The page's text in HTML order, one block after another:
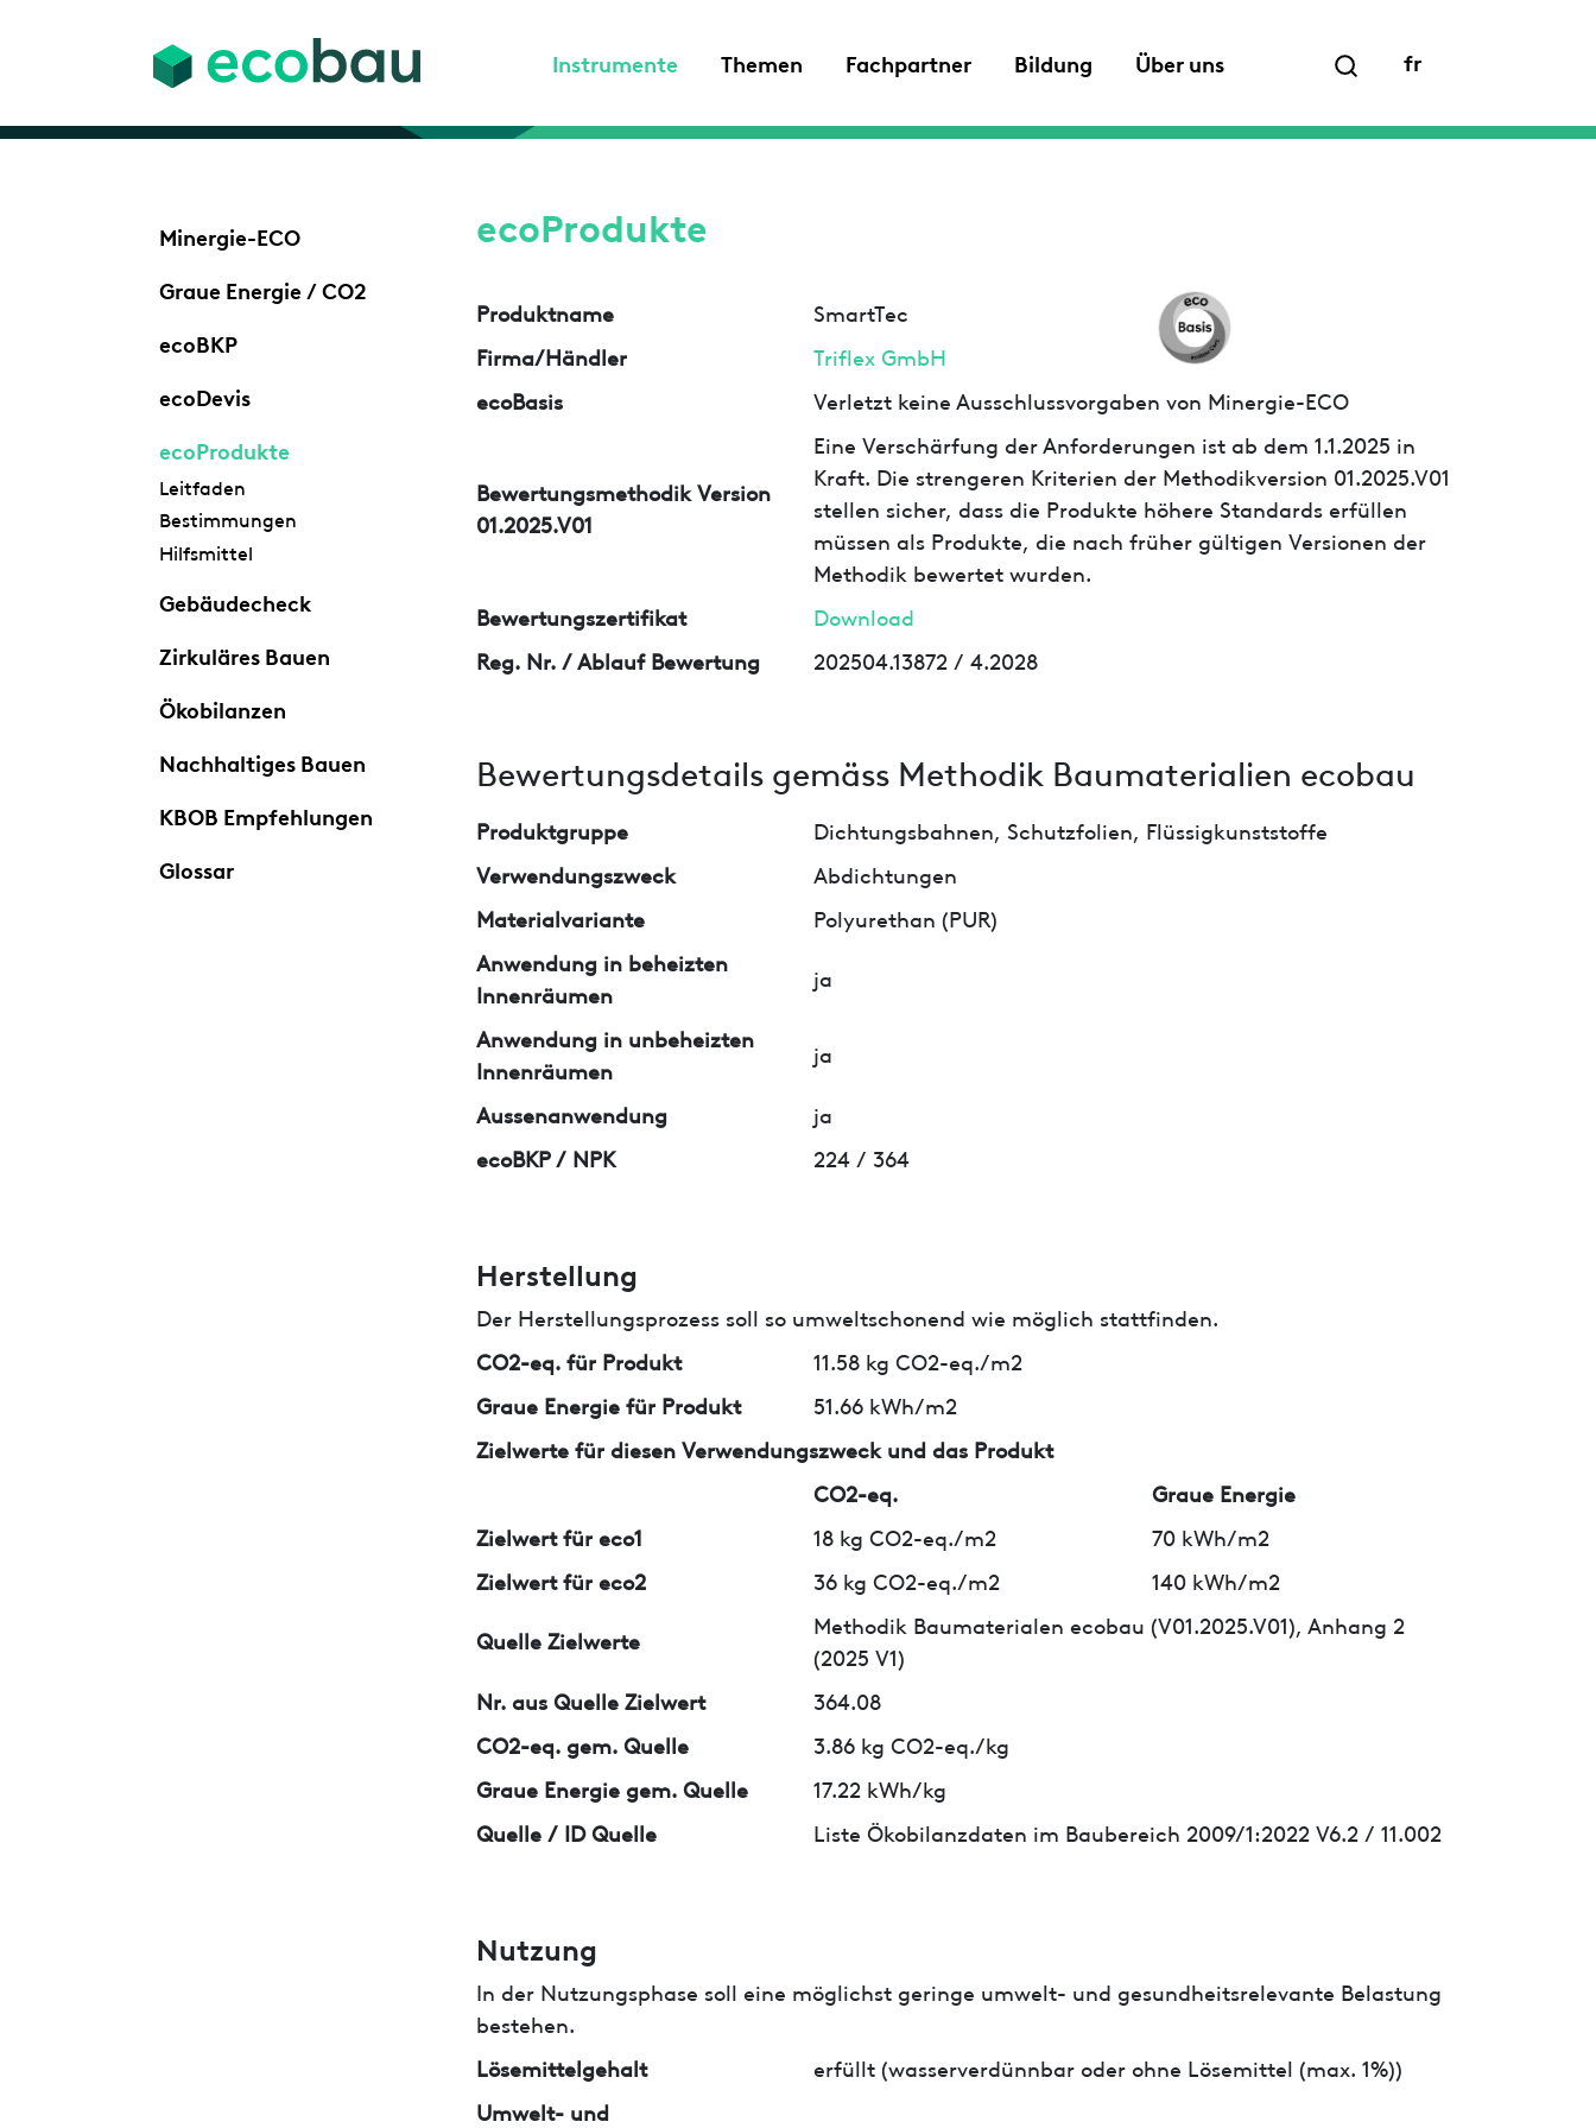
Instrumente Themen Fachpartner Bildung Über uns fr
Minergie-ECO
Graue Energie / CO2
ecoBKP
ecoDevis
ecoProdukte
Leitfaden
Bestimmungen
Hilfsmittel
Gebäudecheck
Zirkuläres Bauen
Ökobilanzen
Nachhaltiges Bauen
KBOB Empfehlungen
Glossar
ecoProdukte
Produktname
SmartTec
Firma/Händler
Triflex GmbH
ecoBasis
Verletzt keine Ausschlussvorgaben von Minergie-ECO
Bewertungsmethodik Version
01.2025.V01
Eine Verschärfung der Anforderungen ist ab dem 1.1.2025 in
Kraft. Die strengeren Kriterien der Methodikversion 01.2025.V01
stellen sicher, dass die Produkte höhere Standards erfüllen
müssen als Produkte, die nach früher gültigen Versionen der
Methodik bewertet wurden.
Bewertungszertifikat
Download
Reg. Nr. / Ablauf Bewertung
202504.13872 / 4.2028
Bewertungsdetails gemäss Methodik Baumaterialien ecobau
Produktgruppe
Dichtungsbahnen, Schutzfolien, Flüssigkunststoffe
Verwendungszweck
Abdichtungen
Materialvariante
Polyurethan (PUR)
Anwendung in beheizten
Innenräumen
ja
Anwendung in unbeheizten
Innenräumen
ja
Aussenanwendung
ja
ecoBKP / NPK
224 / 364
Herstellung
Der Herstellungsprozess soll so umweltschonend wie möglich stattfinden.
CO2-eq. für Produkt
11.58 kg CO2-eq./m2
Graue Energie für Produkt
51.66 kWh/m2
Zielwerte für diesen Verwendungszweck und das Produkt
CO2-eq.
Graue Energie
Zielwert für eco1
18 kg CO2-eq./m2
70 kWh/m2
Zielwert für eco2
36 kg CO2-eq./m2 140 kWh/m2
Quelle Zielwerte
Methodik Baumaterialen ecobau (V01.2025.V01), Anhang 2
(2025 V1)
Nr. aus Quelle Zielwert
364.08
CO2-eq. gem. Quelle
3.86 kg CO2-eq./kg
Graue Energie gem. Quelle
17.22 kWh/kg
Quelle / ID Quelle
Liste Ökobilanzdaten im Baubereich 2009/1:2022 V6.2 / 11.002
Nutzung
In der Nutzungsphase soll eine möglichst geringe umwelt- und gesundheitsrelevante Belastung
bestehen.
Lösemittelgehalt
erfüllt (wasserverdünnbar oder ohne Lösemittel (max. 1%))
Umwelt- und